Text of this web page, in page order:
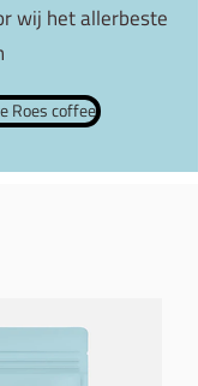
wij het allerbeste
Roes coffee